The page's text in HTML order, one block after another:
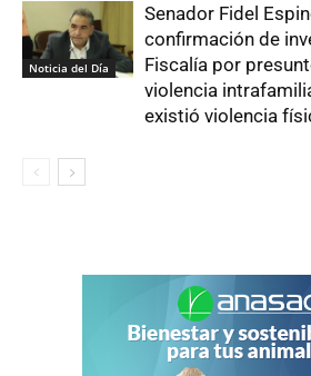
Noticia del Día
Senador Fidel
confirmación de
Fiscalía por
violencia
existió violencia